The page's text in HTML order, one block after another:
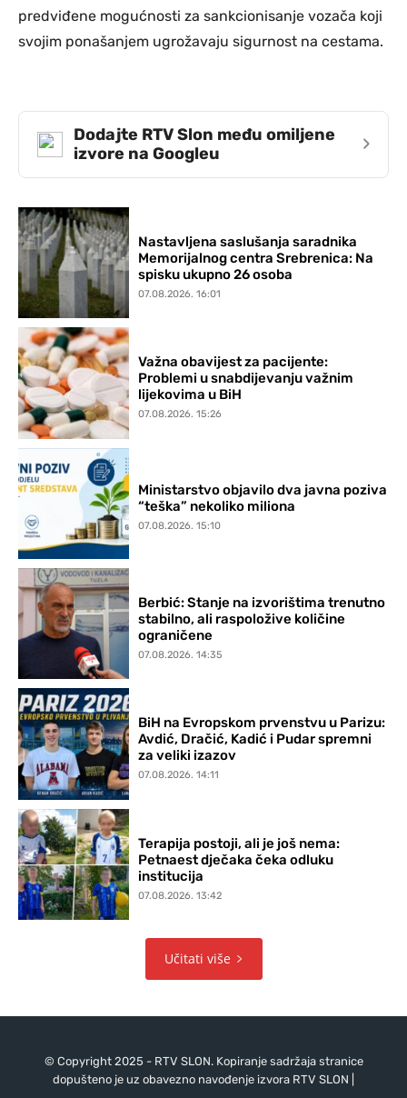
predviđene mogućnosti za sankcionisanje vozača koji
svojim ponašanjem ugrožavaju sigurnost na cestama.
Dodajte RTV Slon među omiljene
izvore na Googleu
›
Nastavljena saslušanja saradnika
Memorijalnog centra Srebrenica: Na
spisku ukupno 26 osoba
07.08.2026. 16:01
Važna obavijest za pacijente:
Problemi u snabdijevanju važnim
lijekovima u BiH
07.08.2026. 15:26
Ministarstvo objavilo dva javna poziva
“teška” nekoliko miliona
07.08.2026. 15:10
Berbić: Stanje na izvorištima trenutno
stabilno, ali raspoložive količine
ograničene
07.08.2026. 14:35
BiH na Evropskom prvenstvu u Parizu:
Avdić, Dračić, Kadić i Pudar spremni
za veliki izazov
07.08.2026. 14:11
Terapija postoji, ali je još nema:
Petnaest dječaka čeka odluku
institucija
07.08.2026. 13:42
Učitati više
© Copyright 2025 - RTV SLON. Kopiranje sadržaja stranice
dopušteno je uz obavezno navođenje izvora RTV SLON |